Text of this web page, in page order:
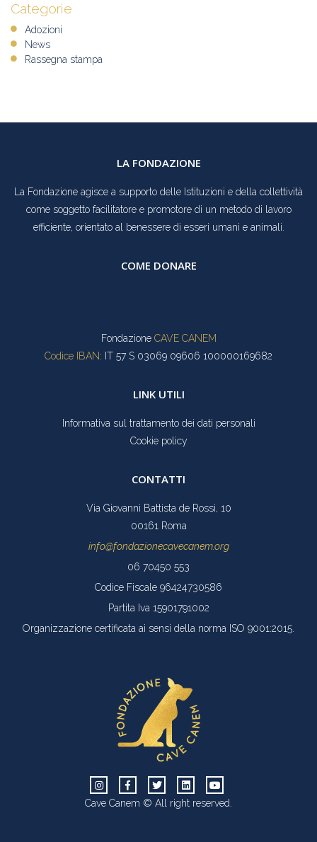
Categorie
Adozioni
News
Rassegna stampa
LA FONDAZIONE
La Fondazione agisce a supporto delle Istituzioni e della collettività
come soggetto facilitatore e promotore di un metodo di lavoro
efficiente, orientato al benessere di esseri umani e animali.
COME DONARE
Fondazione CAVE CANEM
Codice IBAN: IT 57 S 03069 09606 100000169682
LINK UTILI
Informativa sul trattamento dei dati personali
Cookie policy
CONTATTI
Via Giovanni Battista de Rossi, 10
00161 Roma
info@fondazionecavecanem.org
06 70450 553
Codice Fiscale 96424730586
Partita Iva 15901791002
Organizzazione certificata ai sensi della norma ISO 9001:2015.
Cave Canem © All right reserved.